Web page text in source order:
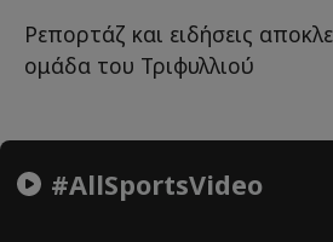
Ρεπορτάζ και ειδήσεις
ομάδα του Τριφυλλιού
#AllSportsVideo